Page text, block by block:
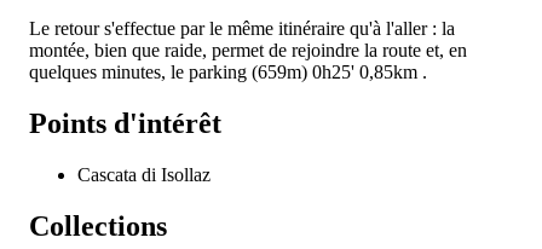
Le retour s'effectue par le même itinéraire qu'à l'aller : la
montée, bien que raide, permet de rejoindre la route et, en
quelques minutes, le parking (659m) 0h25' 0,85km .
Points d'intérêt
Cascata di Isollaz
Collections